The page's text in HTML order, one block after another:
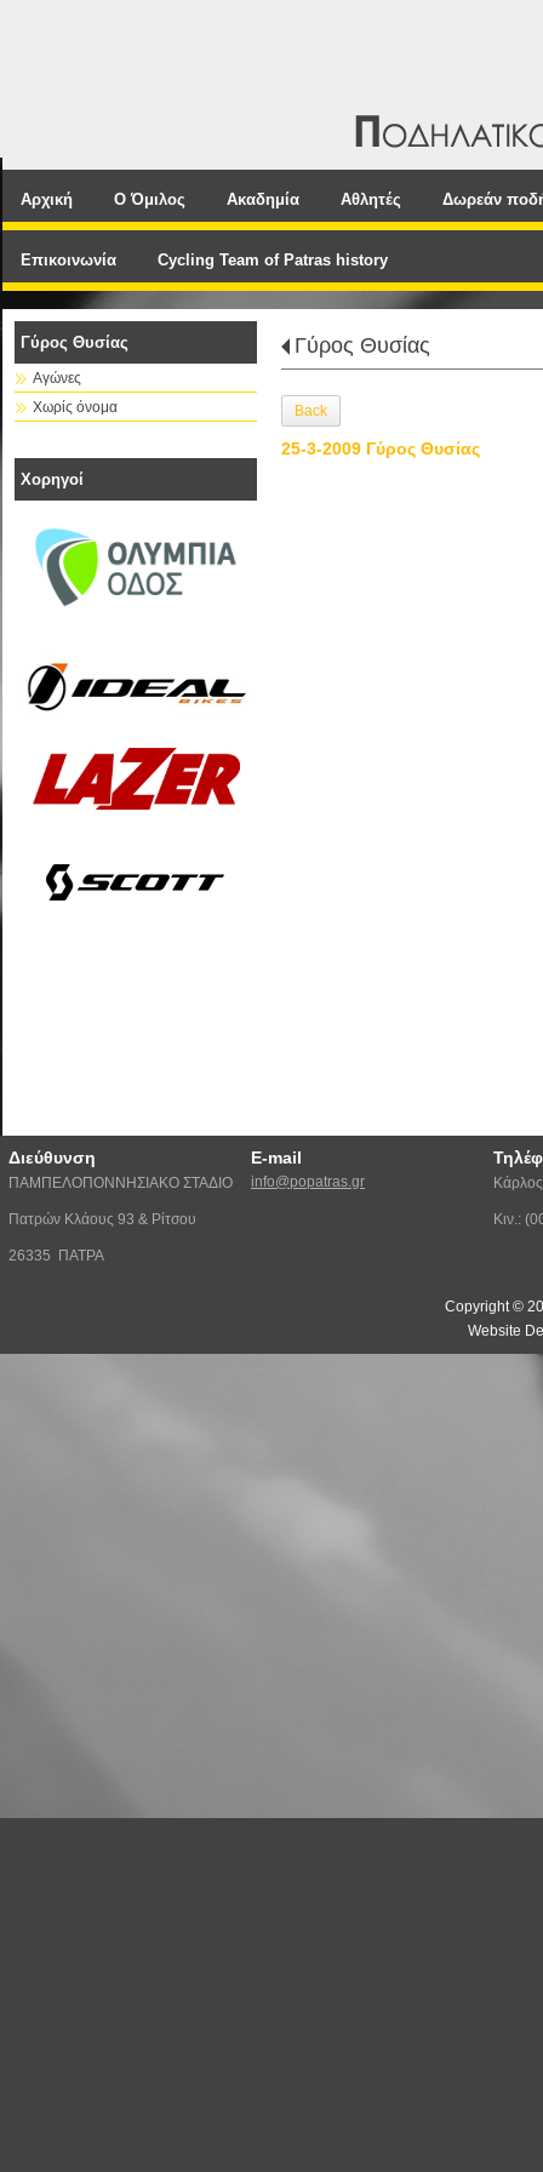
Αρχική Ο Όμιλος Ακαδημία Αθλητές Δωρεάν
Επικοινωνία Cycling Team of Patras history
Γύρος Θυσίας
Αγώνες
Χωρίς όνομα
Χορηγοί
Γύρος Θυσίας
Back
25-3-2009 Γύρος Θυσίας
Διεύθυνση E-mail
ΠΑΜΠΕΛΟΠΟΝΝΗΣΙΑΚΟ ΣΤΑΔΙΟ
Πατρών Κλάους 93 & Ρίτσου
26335 ΠΑΤΡΑ
info@popatras.gr
Κιν.:
Copyright ©
Website